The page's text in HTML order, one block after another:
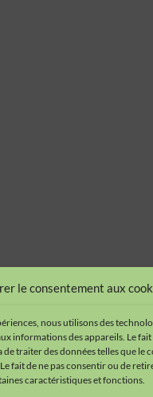
le consentement aux
nous utilisons des
informations des appareils. Le fait
traiter des données telles que le
fait de ne pas consentir ou de
caractéristiques et fonctions.